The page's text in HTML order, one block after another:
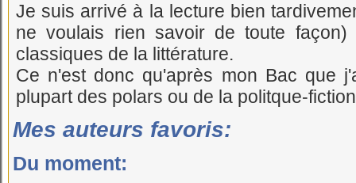
Je suis arrivé à la lecture bien
ne voulais rien savoir de toute
classiques de la littérature.
Ce n'est donc qu'après mon Bac que
plupart des polars ou de la politque-
Mes auteurs favoris:
Du moment: